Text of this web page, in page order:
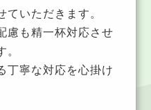
いただきます。
慮も精一杯対応させ
丁寧な対応を心掛け